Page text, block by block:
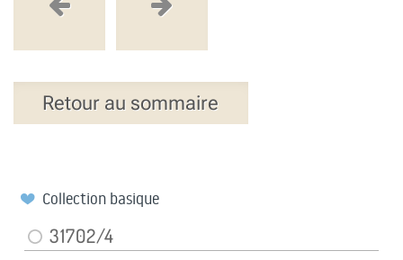
Retour au sommaire
Collection basique
31702/4